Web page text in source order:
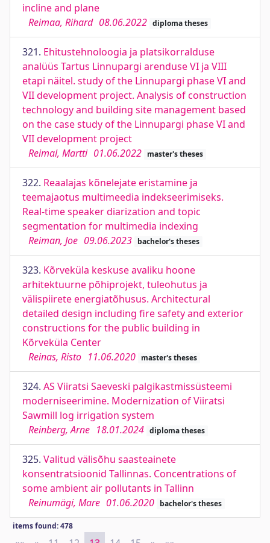
incline and plane
Reimaa, Rihard 08.06.2022 diploma theses
321. Ehitustehnoloogia ja platsikorralduse
analüüs Tartus Linnupargi arenduse VI ja VIII
etapi näitel. study of the Linnupargi phase VI and
VII development project. Analysis of construction
technology and building site management based
on the case study of the Linnupargi phase VI and
VII development project
Reimal, Martti 01.06.2022 master's theses
322. Reaalajas kõnelejate eristamine ja
teemajaotus multimeedia indekseerimiseks.
Real-time speaker diarization and topic
segmentation for multimedia indexing
Reiman, Joe 09.06.2023 bachelor's theses
323. Kõrveküla keskuse avaliku hoone
arhitektuurne põhiprojekt, tuleohutus ja
välispiirete energiatõhusus. Architectural
detailed design including fire safety and exterior
constructions for the public building in
Kõrveküla Center
Reinas, Risto 11.06.2020 master's theses
324. AS Viiratsi Saeveski palgikastmissüsteemi
moderniseerimine. Modernization of Viiratsi
Sawmill log irrigation system
Reinberg, Arne 18.01.2024 diploma theses
325. Valitud välisõhu saasteainete
konsentratsioonid Tallinnas. Concentrations of
some ambient air pollutants in Tallinn
Reinumägi, Mare 01.06.2020 bachelor's theses
items found: 478